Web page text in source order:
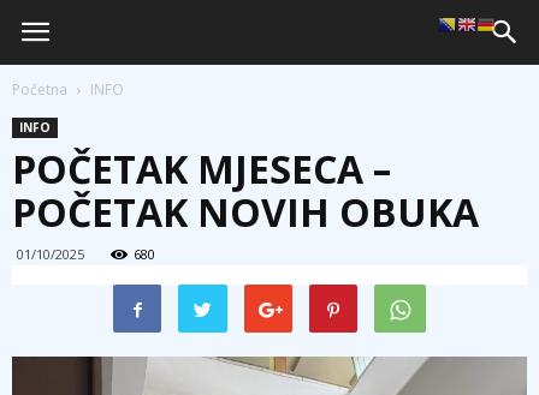
Početna INFO
INFO
POČETAK MJESECA –
POČETAK NOVIH OBUKA
01/10/2025 680